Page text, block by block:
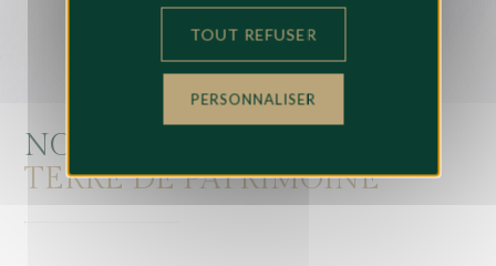
NOTRE AMBITION
TERRE DE PATRIMOINE
TOUT REFUSER
PERSONNALISER